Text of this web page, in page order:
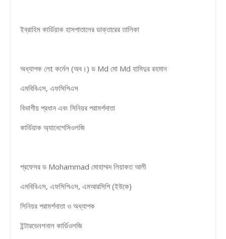
ইব্রাহিম কার্ডিয়াক হাসপাতালের ডাক্তারের তালিকা
অধ্যাপক লেt কর্নেল (অব।) ড Md মো Md হামিদুর রহমান
এমবিবিএস, এফসিপিএস
বিভাগীয় প্রধান এবং সিনিয়র পরামর্শদাতা
কার্ডিয়াক অ্যানেশেসিওলজি
প্রফেসর ড Mohammad মোহাম্মদ লিয়াকত আলী
এমবিবিএস, এফসিপিএস, এমআরসিপি (ইউকে)
সিনিয়র পরামর্শদাতা ও অধ্যাপক
ইন্টারভেনশনাল কার্ডিওলজি